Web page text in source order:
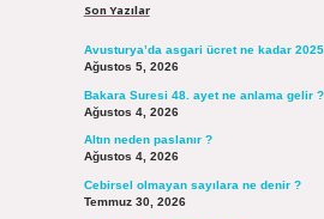
Son Yazılar
Avusturya’da asgari ücret ne kadar
Ağustos 5, 2026
Bakara Suresi 48. ayet ne anlama gelir ?
Ağustos 4, 2026
Altın neden paslanır ?
Ağustos 4, 2026
Cebirsel olmayan sayılara ne denir ?
Temmuz 30, 2026